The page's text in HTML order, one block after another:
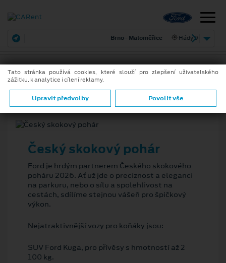
Hády 968/2
25. 5. 2026
Český skokový pohár
Ford je hrdým partnerem Českého skokového
poháru 2026. Ať už jde o preciznost a eleganci
na parkuru, nebo o sílu a spolehlivost na
cestách, sdílíme stejnou vášeň pro špičkový
výkon.
Nejatraktivnější vozy pro koňáky jsou:
SUV Ford Kuga, pro přívěsy s hmotností až 2
100 kg.
Tato stránka používá cookies, které slouží pro zlepšení uživatelského
zážitku, k analytice i cílení reklamy.
Upravit předvolby Povolit vše